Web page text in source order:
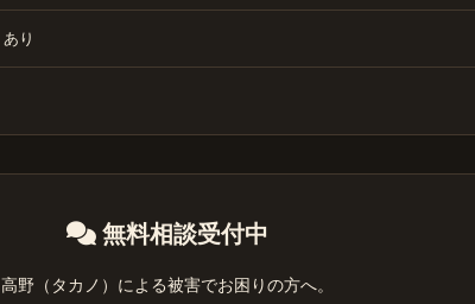
あり
無料相談受付中
高野（タカノ）による被害でお困りの方へ。